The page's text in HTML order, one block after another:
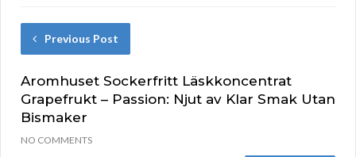
Previous Post
Aromhuset Sockerfritt Läskkoncentrat
Grapefrukt – Passion: Njut av Klar Smak Utan
Bismaker
NO COMMENTS